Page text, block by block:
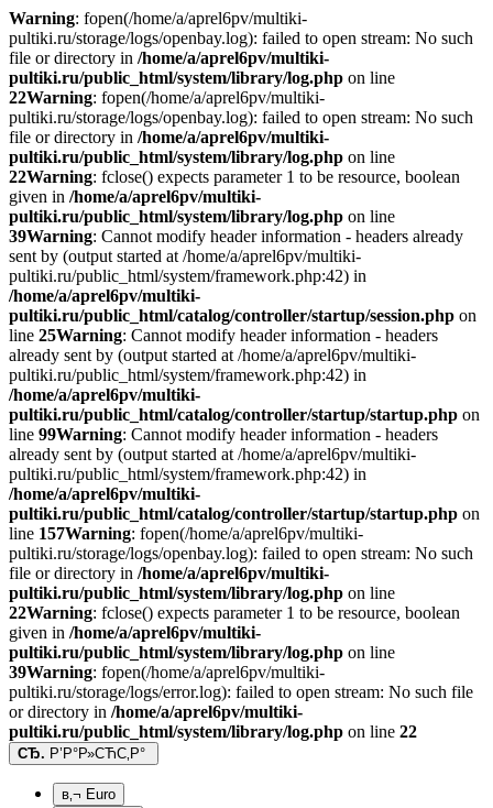
Warning: fopen(/home/a/aprel6pv/multiki-
pultiki.ru/storage/logs/openbay.log): failed to open stream: No such
file or directory in /home/a/aprel6pv/multiki-
pultiki.ru/public_html/system/library/log.php on line
22Warning: fopen(/home/a/aprel6pv/multiki-
pultiki.ru/storage/logs/openbay.log): failed to open stream: No such
file or directory in /home/a/aprel6pv/multiki-
pultiki.ru/public_html/system/library/log.php on line
22Warning: fclose() expects parameter 1 to be resource, boolean
given in /home/a/aprel6pv/multiki-
pultiki.ru/public_html/system/library/log.php on line
39Warning: Cannot modify header information - headers already
sent by (output started at /home/a/aprel6pv/multiki-
pultiki.ru/public_html/system/framework.php:42) in
/home/a/aprel6pv/multiki-
pultiki.ru/public_html/catalog/controller/startup/session.php on
line 25Warning: Cannot modify header information - headers
already sent by (output started at /home/a/aprel6pv/multiki-
pultiki.ru/public_html/system/framework.php:42) in
/home/a/aprel6pv/multiki-
pultiki.ru/public_html/catalog/controller/startup/startup.php on
line 99Warning: Cannot modify header information - headers
already sent by (output started at /home/a/aprel6pv/multiki-
pultiki.ru/public_html/system/framework.php:42) in
/home/a/aprel6pv/multiki-
pultiki.ru/public_html/catalog/controller/startup/startup.php on
line 157Warning: fopen(/home/a/aprel6pv/multiki-
pultiki.ru/storage/logs/openbay.log): failed to open stream: No such
file or directory in /home/a/aprel6pv/multiki-
pultiki.ru/public_html/system/library/log.php on line
22Warning: fclose() expects parameter 1 to be resource, boolean
given in /home/a/aprel6pv/multiki-
pultiki.ru/public_html/system/library/log.php on line
39Warning: fopen(/home/a/aprel6pv/multiki-
pultiki.ru/storage/logs/error.log): failed to open stream: No such file
or directory in /home/a/aprel6pv/multiki-
pultiki.ru/public_html/system/library/log.php on line 22
СЂ. Р’Р°Р»СЋС‚Р°
в‚¬ Euro